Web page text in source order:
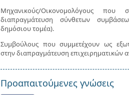
Μηχανικούς/Οικονομολόγους που
διαπραγμάτευση σύνθετων
δημόσιου τομέα).
Συμβούλους που συμμετέχουν ως
στην διαπραγμάτευση επιχειρηματικών
Προαπαιτούμενες γνώσεις